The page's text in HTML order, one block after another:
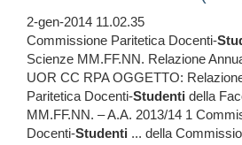
2-gen-2014 11.02.35
Commissione Paritetica Docenti-
Scienze MM.FF.NN. Relazione
UOR CC RPA OGGETTO:
Paritetica Docenti-Studenti della
MM.FF.NN. – A.A. 2013/14 1
Docenti-Studenti ... della